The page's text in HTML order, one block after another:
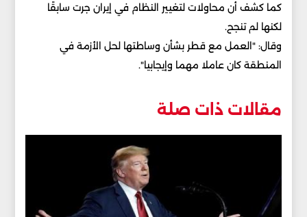
كما كشف أن محاولات لتغيير النظام في إيران جرت سابقًا
لكنها لم تنجح.
وقال: "العمل مع قطر بشأن وساطتها لحل الأزمة في
المنطقة كان عاملا مهما وإيجابيا".
مقالات ذات صلة